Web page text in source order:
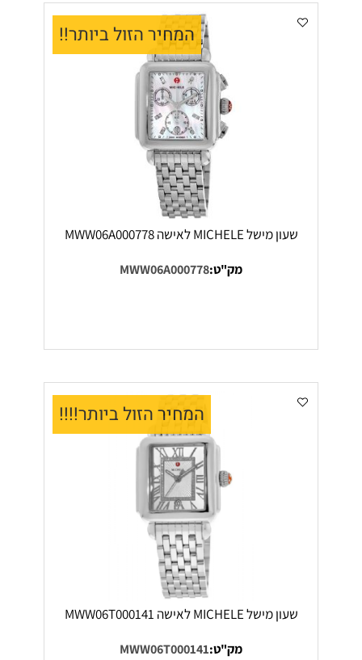
המחיר הזול ביותר!!
שעון מישל MICHELE לאישה MWW06A000778
מק"ט:MWW06A000778
המחיר הזול ביותר!!!!
שעון מישל MICHELE לאישה MWW06T000141
מק"ט:MWW06T000141